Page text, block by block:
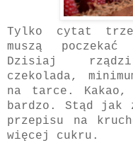
Tylko cytat
muszą
Dzisiaj
czekolada,
na tarce.
bardzo. Stąd jak
przepisu na
więcej cukru.